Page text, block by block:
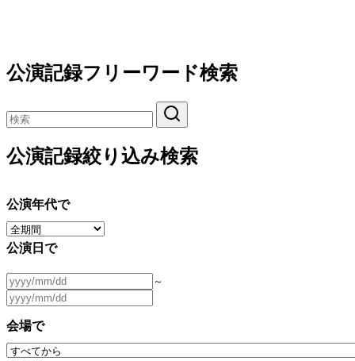
公演記録フリーワード検索
公演記録絞り込み検索
公演年代で
公演日で
～
会場で